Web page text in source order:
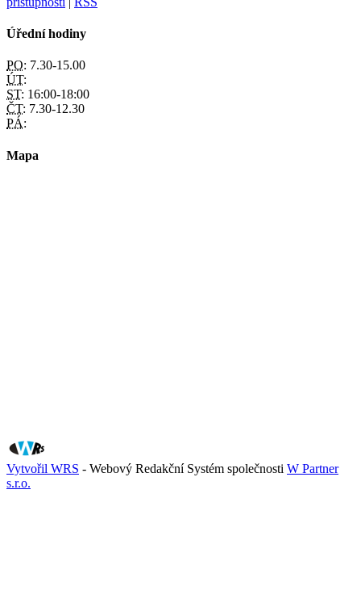
Úřední hodiny
PO: 7.30-15.00
ÚT:
ST: 16:00-18:00
ČT: 7.30-12.30
PÁ:
Mapa
Vytvořil WRS - Webový Redakční Systém společnosti W Partner
s.r.o.